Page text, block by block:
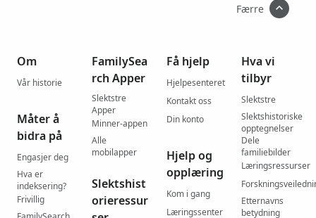
Færre
Om
Vår historie
Måter å
bidra på
Engasjer deg
Hva er
indeksering?
Frivillig
FamilySea
rch Apper
Slektstre
Apper
Minner-appen
Alle
mobilapper
Slektshist
orieressur
Få hjelp
Hjelpesenteret
Kontakt oss
Din konto
Hjelp og
opplæring
Kom i gang
Læringssenter
Hva vi
tilbyr
Slektstre
Slektshistoriske
opptegnelser
Dele
familiebilder
Læringsressurser
Etternavns
betydning